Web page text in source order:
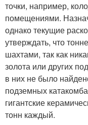
точки, например,
помещениями.
однако текущие
утверждать, что
шахтами, так как
золота или других
в них не было
подземных
гигантские
тонн каждый.